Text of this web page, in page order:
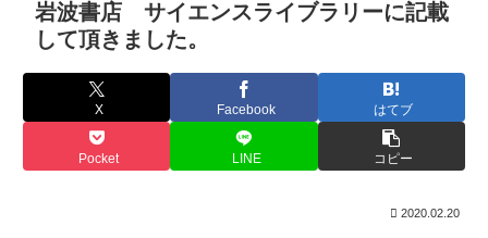
岩波書店 サイエンスライブラリーに記載
して頂きました。
X Facebook はてブ
Pocket LINE コピー
2020.02.20